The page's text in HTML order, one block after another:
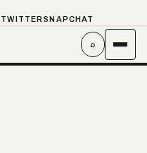
TWITTER SNAPCHAT
⌕